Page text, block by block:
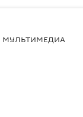
МУЛЬТИМЕДИА